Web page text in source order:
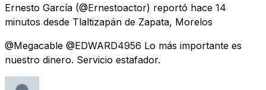
Ernesto García (@Ernestoactor) reportó hace 14
minutos desde Tlaltizapán de Zapata, Morelos
@Megacable @EDWARD4956 Lo más importante es
nuestro dinero. Servicio estafador.